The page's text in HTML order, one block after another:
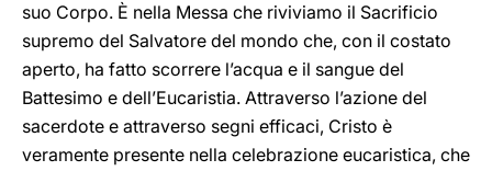
suo Corpo. È nella Messa che riviviamo il Sacrificio
supremo del Salvatore del mondo che, con il costato
aperto, ha fatto scorrere l’acqua e il sangue del
Battesimo e dell’Eucaristia. Attraverso l’azione del
sacerdote e attraverso segni efficaci, Cristo è
veramente presente nella celebrazione eucaristica, che